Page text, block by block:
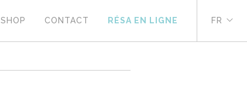
SHOP CONTACT RÉSA EN LIGNE FR